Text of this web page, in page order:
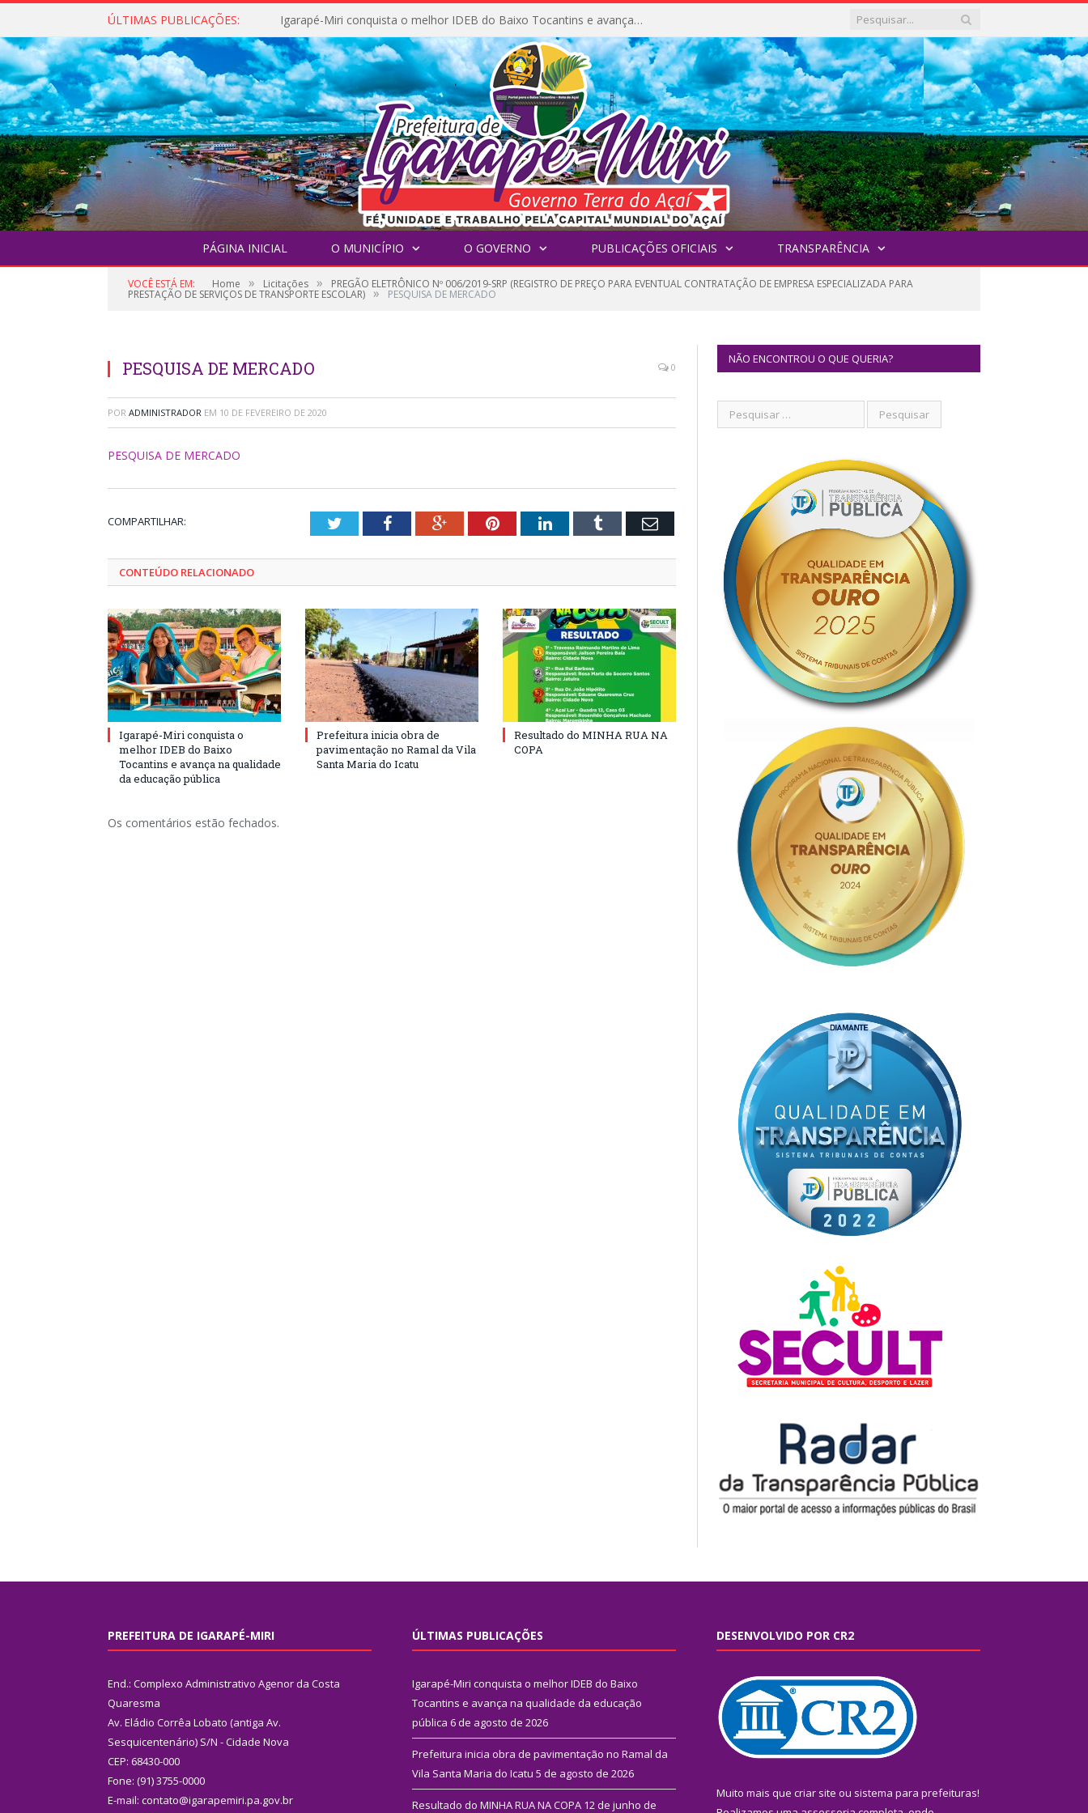
ÚLTIMAS PUBLICAÇÕES: Igarapé-Miri conquista o melhor IDEB do Baixo Tocantins e avança na qualidade da educação pública
PÁGINA INICIAL O MUNICÍPIO O GOVERNO PUBLICAÇÕES OFICIAIS TRANSPARÊNCIA
VOCÊ ESTÁ EM: Home » Licitações » PREGÃO ELETRÔNICO Nº 006/2019-SRP (REGISTRO DE PREÇO PARA EVENTUAL CONTRATAÇÃO DE EMPRESA ESPECIALIZADA PARA
PRESTAÇÃO DE SERVIÇOS DE TRANSPORTE ESCOLAR) » PESQUISA DE MERCADO
PESQUISA DE MERCADO 0
POR ADMINISTRADOR EM 10 DE FEVEREIRO DE 2020
PESQUISA DE MERCADO
COMPARTILHAR: TwitterFacebookGoogle+PinterestLinkedInTumblr Email
CONTEÚDO RELACIONADO
Igarapé-Miri conquista o
melhor IDEB do Baixo
Tocantins e avança na qualidade
da educação pública
Prefeitura inicia obra de
pavimentação no Ramal da Vila
Santa Maria do Icatu
Resultado do MINHA RUA NA
COPA
Os comentários estão fechados.
NÃO ENCONTROU O QUE QUERIA?
PREFEITURA DE IGARAPÉ-MIRI
End.: Complexo Administrativo Agenor da Costa
Quaresma
Av. Eládio Corrêa Lobato (antiga Av.
Sesquicentenário) S/N - Cidade Nova
CEP: 68430-000
Fone: (91) 3755-0000
E-mail: contato@igarapemiri.pa.gov.br
ÚLTIMAS PUBLICAÇÕES
Igarapé-Miri conquista o melhor IDEB do Baixo
Tocantins e avança na qualidade da educação
pública 6 de agosto de 2026
Prefeitura inicia obra de pavimentação no Ramal da
Vila Santa Maria do Icatu 5 de agosto de 2026
Resultado do MINHA RUA NA COPA 12 de junho de
DESENVOLVIDO POR CR2
Muito mais que criar site ou sistema para prefeituras!